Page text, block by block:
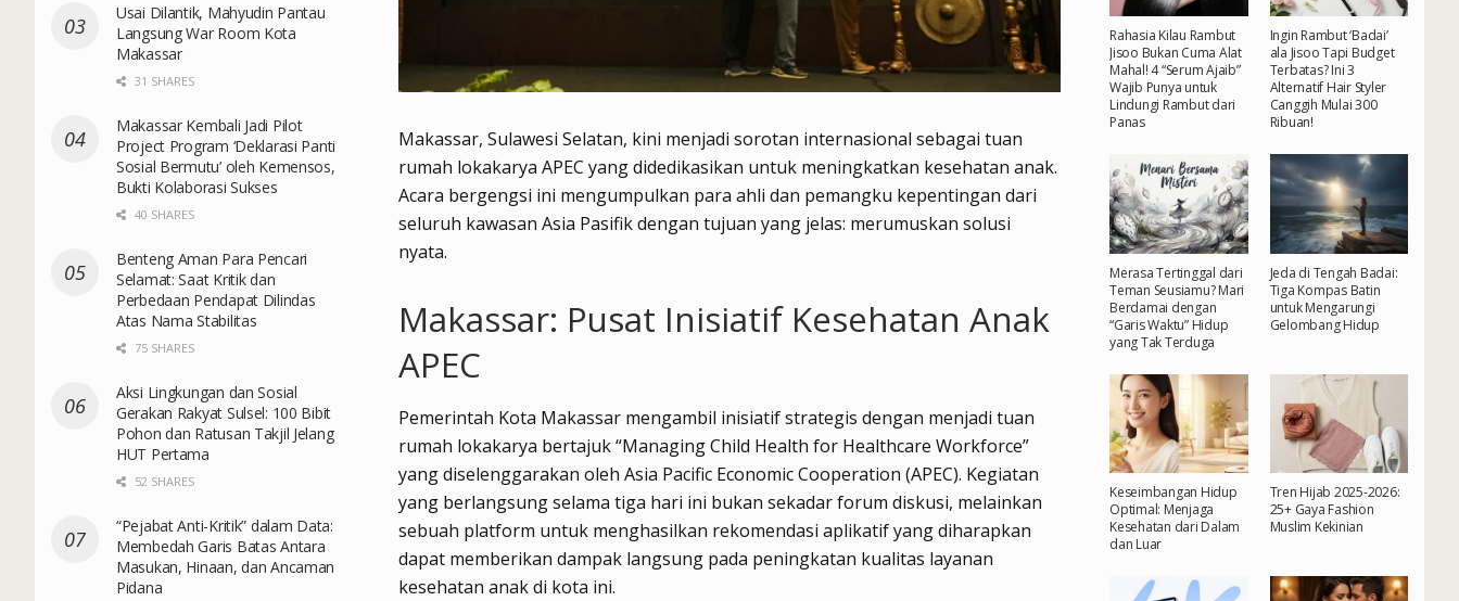
Makassar, Sulawesi Selatan, kini menjadi sorotan internasional sebagai tuan
rumah lokakarya APEC yang didedikasikan untuk meningkatkan kesehatan anak.
Acara bergengsi ini mengumpulkan para ahli dan pemangku kepentingan dari
seluruh kawasan Asia Pasifik dengan tujuan yang jelas: merumuskan solusi
nyata.
Makassar: Pusat Inisiatif Kesehatan Anak
APEC
Pemerintah Kota Makassar mengambil inisiatif strategis dengan menjadi tuan
rumah lokakarya bertajuk “Managing Child Health for Healthcare Workforce”
yang diselenggarakan oleh Asia Pacific Economic Cooperation (APEC). Kegiatan
yang berlangsung selama tiga hari ini bukan sekadar forum diskusi, melainkan
sebuah platform untuk menghasilkan rekomendasi aplikatif yang diharapkan
dapat memberikan dampak langsung pada peningkatan kualitas layanan
kesehatan anak di kota ini.
Usai Dilantik, Mahyudin Pantau
Langsung War Room Kota
Makassar
31 SHARES
Makassar Kembali Jadi Pilot
Project Program ‘Deklarasi Panti
Sosial Bermutu’ oleh Kemensos,
Bukti Kolaborasi Sukses
40 SHARES
Benteng Aman Para Pencari
Selamat: Saat Kritik dan
Perbedaan Pendapat Dilindas
Atas Nama Stabilitas
75 SHARES
Aksi Lingkungan dan Sosial
Gerakan Rakyat Sulsel: 100 Bibit
Pohon dan Ratusan Takjil Jelang
HUT Pertama
52 SHARES
“Pejabat Anti-Kritik” dalam Data:
Membedah Garis Batas Antara
Masukan, Hinaan, dan Ancaman
Pidana
Rahasia Kilau Rambut
Jisoo Bukan Cuma Alat
Mahal! 4 “Serum Ajaib”
Wajib Punya untuk
Lindungi Rambut dari
Panas
Ingin Rambut ‘Badai’
ala Jisoo Tapi Budget
Terbatas? Ini 3
Alternatif Hair Styler
Canggih Mulai 300
Ribuan!
Merasa Tertinggal dari
Teman Seusiamu? Mari
Berdamai dengan
“Garis Waktu” Hidup
yang Tak Terduga
Jeda di Tengah Badai:
Tiga Kompas Batin
untuk Mengarungi
Gelombang Hidup
Keseimbangan Hidup
Optimal: Menjaga
Kesehatan dari Dalam
dan Luar
Tren Hijab 2025-2026:
25+ Gaya Fashion
Muslim Kekinian